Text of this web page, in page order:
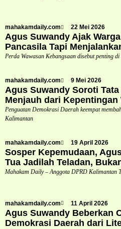
mahakamdaily.com 22 Mei 2026
Agus Suwandy Ajak
Pancasila Tapi
Perda Wawasan Kebangsaan disebut penting
mahakamdaily.com 9 Mei 2026
Agus Suwandy Soroti
Menjauh dari Kepentingan
Penguatan Demokrasi Daerah keempat
Kalimantan
mahakamdaily.com 19 April 2026
Sosper Kepemudaan,
Tua Jadilah Teladan,
Mahakam Daily – Anggota DPRD Kalimantan
mahakamdaily.com 11 April 2026
Agus Suwandy Beberkan
Demokrasi Daerah dari